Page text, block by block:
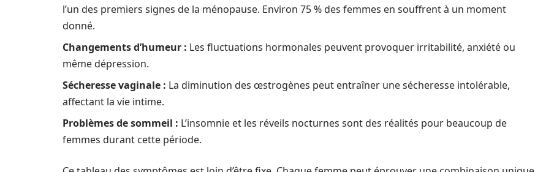
l’un des premiers signes de la ménopause. Environ 75 % des femmes en souffrent à un moment
donné.
Changements d’humeur : Les fluctuations hormonales peuvent provoquer irritabilité, anxiété ou
même dépression.
Sécheresse vaginale : La diminution des œstrogènes peut entraîner une sécheresse intolérable,
affectant la vie intime.
Problèmes de sommeil : L’insomnie et les réveils nocturnes sont des réalités pour beaucoup de
femmes durant cette période.